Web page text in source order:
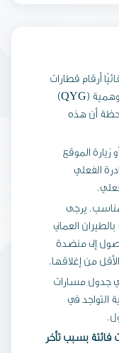
أرقام قطارات
وهمية (تبدأ بالرقم B9 (ونقاط مغادرة وهمية (QYG)
أن هذه
زيارة الموقع
الفعلي
يرجى
العماني
إلى منضدة
من إغلاقها.
جدول مسارات
التواجد في
فائتة بسبب تأخر